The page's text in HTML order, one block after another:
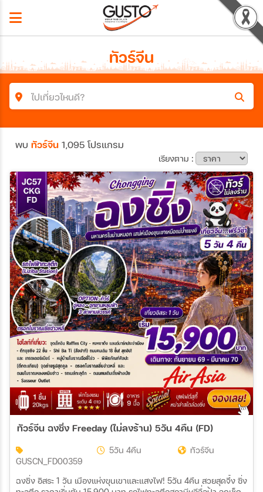
ทัวร์จีน
ไปเที่ยวไหนดี?
ประเทศ
เมือง
สายการบิน
ตั้งแต่วันที่
ถึงวันที่
เฉพาะเดือน
เฉพาะเทศกาล
พบ ทัวร์จีน 1,095 โปรแกรม
เรียงตาม :
ทัวร์จีน ฉงชิ่ง Freeday (ไม่ลงร้าน) 5วัน 4คืน (FD)
GUSCN_FD00359
5วัน 4คืน ทัวร์จีน
ฉงชิ่ง อิสระ 1 วัน เมืองแห่งขุนเขาและแสงไฟ! 5วัน 4คืน สวยสุดจึ้ง ซิ่ง